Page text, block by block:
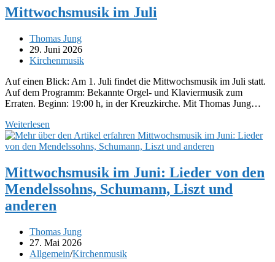
Mittwochsmusik im Juli
Beitrags-
Autor:
Thomas Jung
Beitrag
veröffentlicht:
29. Juni 2026
Beitrags-
Kirchenmusik
Auf einen Blick: Am 1. Juli findet die Mittwochsmusik im Juli statt.
Auf dem Programm: Bekannte Orgel- und Klaviermusik zum
Erraten. Beginn: 19:00 h, in der Kreuzkirche. Mit Thomas Jung…
Weiterlesen
im
Juli
Mittwochsmusik im Juni: Lieder von den
Mendelssohns, Schumann, Liszt und
anderen
Beitrags-
Autor:
Thomas Jung
Beitrag
veröffentlicht:
27. Mai 2026
Beitrags-
Allgemein/Kirchenmusik